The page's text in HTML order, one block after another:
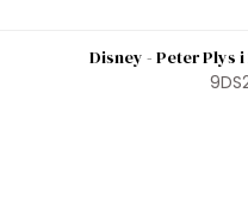
Disney - Peter Plys